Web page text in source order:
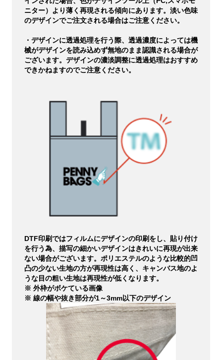
ニター）より薄く再現される傾向にあります。淡い色味
のデザインでご注文される場合はご注意ください。
・デザインに透過処理を行う際、透過濃度によっては機
械がデザインを読み込めず無地のまま認識される場合が
ございます。デザインの濃淡調整に透過処理はおすすめ
できかねますのでご注意ください。
DTF印刷ではフィルムにデザインの印刷をし、貼り付け
を行う為、描写の細かいデザインはきれいに再現が出来
ない場合がございます。ポリエステルのような比較的凹
凸の少ない生地の方が再現性は高く、キャンバス地のよ
うな目の粗い生地は再現性が低くなります。
※ 外枠がボケている画像
※ 線の幅や抜き部分が1～3mm以下のデザイン